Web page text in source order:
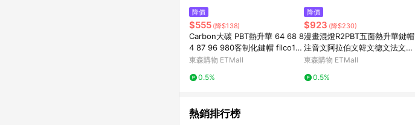
降價
$555 (降$138)
Carbon大碳 PBT熱升華 64 68 8
4 87 96 980客制化鍵帽 filco10
4
東森購物 ETMall
0.5%
降價
$923 (降$230)
漫畫混燈R2PBT五面熱升華鍵帽
注音文阿拉伯文韓文德文法文西
班牙
東森購物 ETMall
0.5%
熱銷排行榜